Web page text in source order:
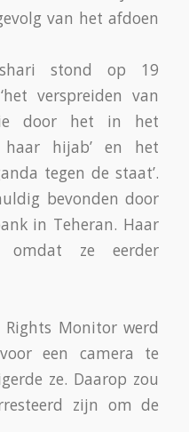
van het afdoen
stond op 19
verspreiden van
door het in het
hijab’ en het
tegen de staat’.
bevonden door
in Teheran. Haar
omdat ze eerder
Monitor werd
een camera te
ze. Daarop zou
zijn om de